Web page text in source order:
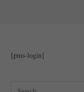
[pms-login]